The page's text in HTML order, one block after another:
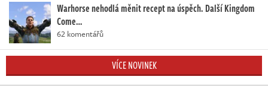
Warhorse nehodlá měnit recept na úspěch. Další Kingdom
Come…
62 komentářů
VÍCE NOVINEK